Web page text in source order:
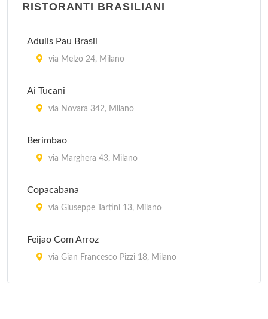
RISTORANTI BRASILIANI
Adulis Pau Brasil
via Melzo 24, Milano
Ai Tucani
via Novara 342, Milano
Berimbao
via Marghera 43, Milano
Copacabana
via Giuseppe Tartini 13, Milano
Feijao Com Arroz
via Gian Francesco Pizzi 18, Milano